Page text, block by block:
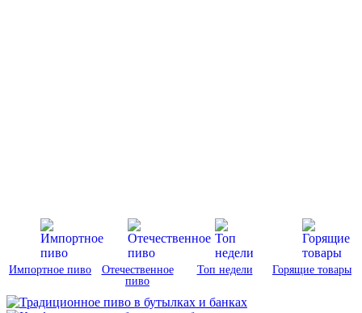
Импортное пиво
Отечественное
пиво
Топ недели Горящие товары